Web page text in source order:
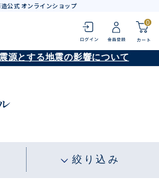
公式 オンラインショップ
0
源とする地震の影響について
絞り込み